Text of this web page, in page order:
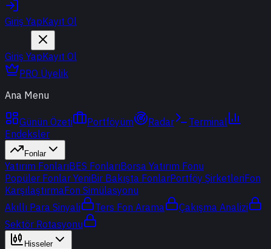
Giriş YapKayıt Ol
Giriş YapKayıt Ol
PRO Üyelik
Ana Menu
Günün Özeti Portföyüm Radar
Terminal
Endeksler
Fonlar
Yatırım FonlarıBES FonlarıBorsa Yatırım Fonu
Popüler Fonlar YeniBir Bakışta FonlarPortföy ŞirketleriFon
KarşılaştırmaFon Simülasyonu
Akıllı Para Sinyali
Ters Fon Arama
Çakışma Analizi
Sektör Rotasyonu
Hisseler